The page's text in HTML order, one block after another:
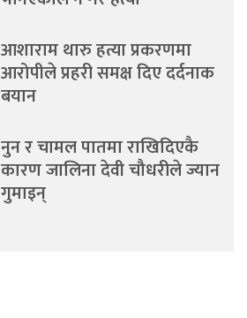
आशाराम थारु हत्या प्रकरणमा
आरोपीले प्रहरी समक्ष दिए दर्दनाक
बयान
नुन र चामल पातमा राखिदिएकै
कारण जालिना देवी चौधरीले ज्यान
गुमाइन्